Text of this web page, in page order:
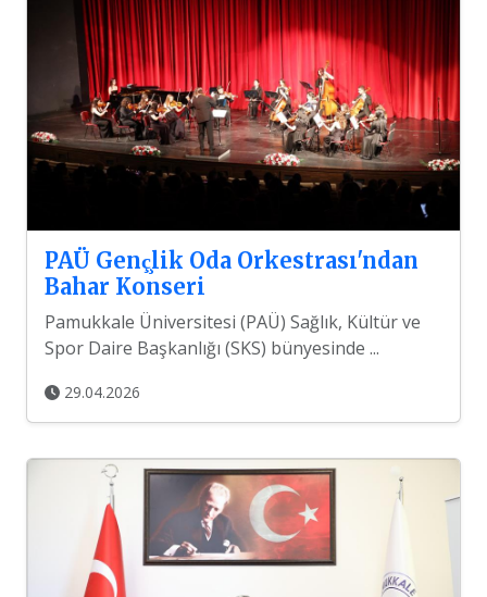
PAÜ Genç̧lik Oda Orkestrası'ndan
Bahar Konseri
Pamukkale Üniversitesi (PAÜ) Sağlık, Kültür ve
Spor Daire Başkanlığı (SKS) bünyesinde ...
29.04.2026